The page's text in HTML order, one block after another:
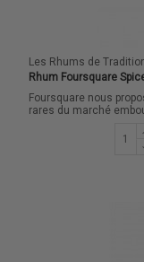
Les Rhums de
Rhum Foursquare
Foursquare nous
rares du marché